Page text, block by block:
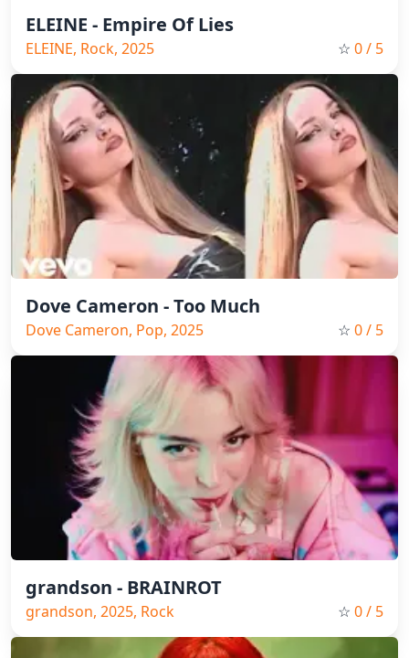
ELEINE - Empire Of Lies
ELEINE, Rock, 2025 ☆ 0/ 5
Dove Cameron - Too Much
Dove Cameron, Pop, 2025 ☆ 0/ 5
grandson - BRAINROT
grandson, 2025, Rock ☆ 0/ 5